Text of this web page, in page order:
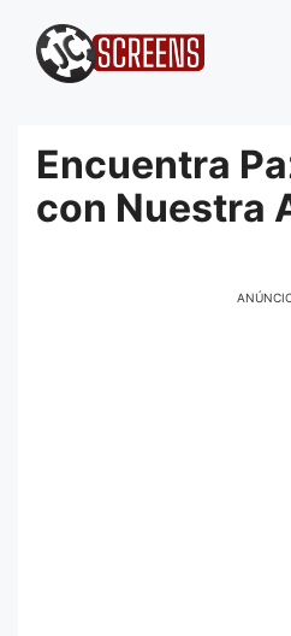
para
Encuentra
con Nuestra